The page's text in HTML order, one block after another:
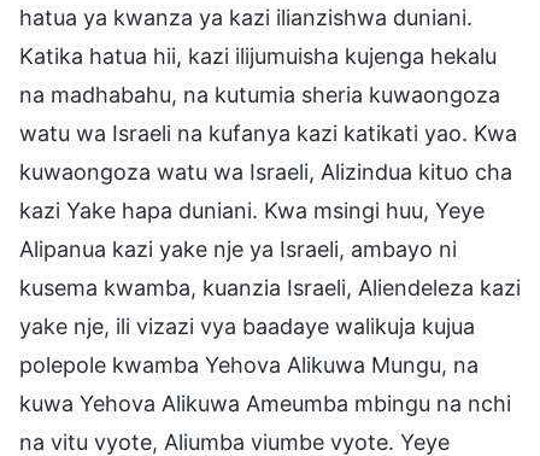
hatua ya kwanza ya kazi ilianzishwa duniani.
Katika hatua hii, kazi ilijumuisha kujenga hekalu
na madhabahu, na kutumia sheria kuwaongoza
watu wa Israeli na kufanya kazi katikati yao. Kwa
kuwaongoza watu wa Israeli, Alizindua kituo cha
kazi Yake hapa duniani. Kwa msingi huu, Yeye
Alipanua kazi yake nje ya Israeli, ambayo ni
kusema kwamba, kuanzia Israeli, Aliendeleza kazi
yake nje, ili vizazi vya baadaye walikuja kujua
polepole kwamba Yehova Alikuwa Mungu, na
kuwa Yehova Alikuwa Ameumba mbingu na nchi
na vitu vyote, Aliumba viumbe vyote. Yeye